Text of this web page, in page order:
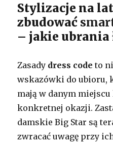
Stylizacje na
zbudować
– jakie ubrania
Zasady dress code to
wskazówki do ubioru,
mają w danym miejscu
konkretnej okazji.
damskie Big Star są
zwracać uwagę przy